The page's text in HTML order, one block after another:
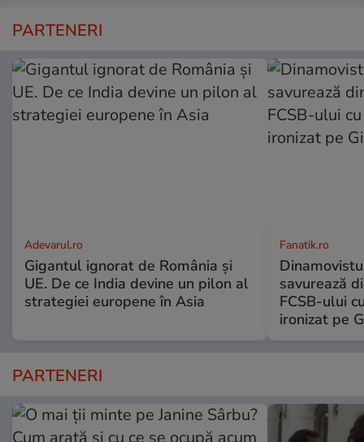
PARTENERI
Adevarul.ro
Gigantul ignorat de România și
UE. De ce India devine un pilon al
strategiei europene în Asia
Fanatik.ro
savurează
FCSB-ului
ironizat pe
PARTENERI